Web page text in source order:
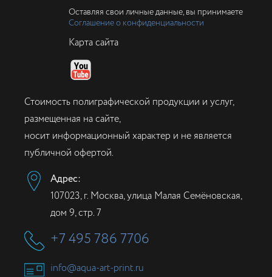
Оставляя свои личные данные, вы принимаете
Соглашение о конфиденциальности
Карта сайта
Стоимость полиграфической продукции и услуг,
размещенная на сайте,
носит информационный характер и не является
публичной офертой.
Адрес:
107023, г. Москва, улица Малая Семёновская,
дом 9, стр. 7
+7 495 786 7706
info@aqua-art-print.ru